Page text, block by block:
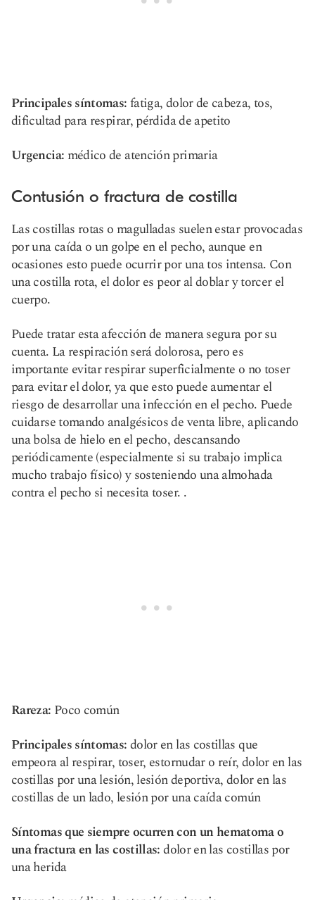
Principales síntomas:fatiga, dolor de cabeza, tos,
dificultad para respirar, pérdida de apetito
Urgencia: médico de atención primaria
Contusión o fractura de costilla
Las costillas rotas o magulladas suelen estar provocadas
por una caída o un golpe en el pecho, aunque en
ocasiones esto puede ocurrir por una tos intensa. Con
una costilla rota, el dolor es peor al doblar y torcer el
cuerpo.
Puede tratar esta afección de manera segura por su
cuenta. La respiración será dolorosa, pero es
importante evitar respirar superficialmente o no toser
para evitar el dolor, ya que esto puede aumentar el
riesgo de desarrollar una infección en el pecho. Puede
cuidarse tomando analgésicos de venta libre, aplicando
una bolsa de hielo en el pecho, descansando
periódicamente (especialmente si su trabajo implica
mucho trabajo físico) y sosteniendo una almohada
contra el pecho si necesita toser. .
Rareza: Poco común
Principales síntomas:dolor en las costillas que
empeora al respirar, toser, estornudar o reír, dolor en las
costillas por una lesión, lesión deportiva, dolor en las
costillas de un lado, lesión por una caída común
Síntomas que siempre ocurren con un hematoma o
una fractura en las costillas:dolor en las costillas por
una herida